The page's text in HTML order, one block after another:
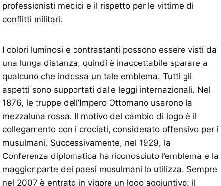
professionisti medici e il rispetto per le vittime di
conflitti militari.
I colori luminosi e contrastanti possono essere visti da
una lunga distanza, quindi è inaccettabile sparare a
qualcuno che indossa un tale emblema. Tutti gli
aspetti sono supportati dalle leggi internazionali. Nel
1876, le truppe dell’Impero Ottomano usarono la
mezzaluna rossa. Il motivo del cambio di logo è il
collegamento con i crociati, considerato offensivo per i
musulmani. Successivamente, nel 1929, la
Conferenza diplomatica ha riconosciuto l’emblema e la
maggior parte dei paesi musulmani lo utilizza. Sempre
nel 2007 è entrato in vigore un logo aggiuntivo: il